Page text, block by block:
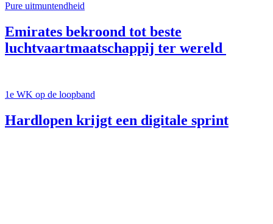
Pure uitmuntendheid
Emirates bekroond tot beste
luchtvaartmaatschappij ter wereld
1e WK op de loopband
Hardlopen krijgt een digitale sprint